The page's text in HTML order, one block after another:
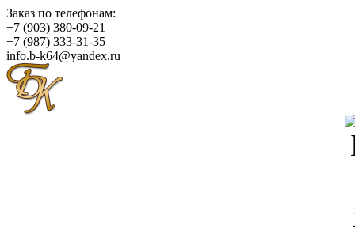
Заказ по телефонам:
+7 (903) 380-09-21
+7 (987) 333-31-35
info.b-k64@yandex.ru